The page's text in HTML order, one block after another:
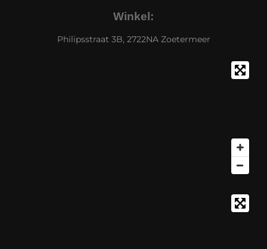
Winkel:
Philipsstraat 3B, 2722NA Zoetermeer